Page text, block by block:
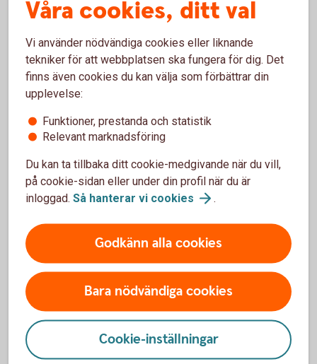
underliggande tjänster och produkter
tillkommer.
Vad är ERP, bankintegration och
ERP-integration?
Vad betyder ERP?
ERP står för Enterprise Resource Planning – på svenska
affärssystem. Det är ett affärssystem, alltså ett IT-system,
som hjälper företag att hantera olika delar av verksamheten,
som ekonomi, HR, logistik eller tillverkning. De finns i
många former – från små bokföringsprogram till
avancerade system för stora företag.
Våra cookies, ditt val
Vi använder nödvändiga cookies eller liknande
tekniker för att webbplatsen ska fungera för dig. Det
finns även cookies du kan välja som förbättrar din
upplevelse:
Funktioner, prestanda och statistik
Relevant marknadsföring
Du kan ta tillbaka ditt cookie-medgivande när du vill,
på cookie-sidan eller under din profil när du är
inloggad. Så hanterar vi cookies .
Godkänn alla cookies
Bara nödvändiga cookies
Cookie-inställningar